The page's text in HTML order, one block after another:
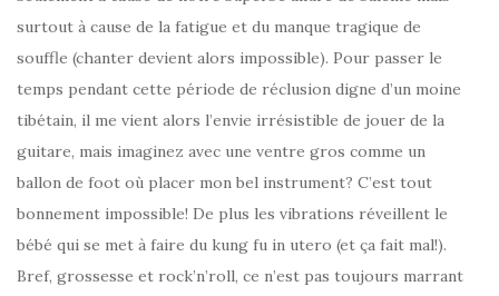
surtout à cause de la fatigue et du manque tragique de
souffle (chanter devient alors impossible). Pour passer le
temps pendant cette période de réclusion digne d’un moine
tibétain, il me vient alors l’envie irrésistible de jouer de la
guitare, mais imaginez avec une ventre gros comme un
ballon de foot où placer mon bel instrument? C’est tout
bonnement impossible! De plus les vibrations réveillent le
bébé qui se met à faire du kung fu in utero (et ça fait mal!).
Bref, grossesse et rock’n’roll, ce n’est pas toujours marrant